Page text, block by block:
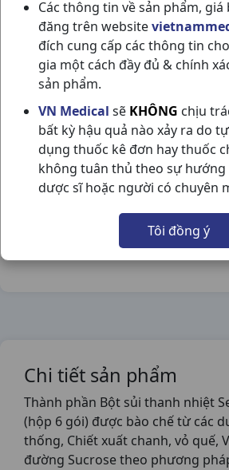
Các thông tin về sản phẩm,
đăng trên website
đích cung cấp các thông tin
gia một cách đầy đủ & chính
sản phẩm.
VN Medical sẽ KHÔNG chịu
bất kỳ hậu quả nào xảy ra do
dụng thuốc kê đơn hay thuốc
không tuân thủ theo sự hướng
dược sĩ hoặc người có chuyên
Tôi đồng ý
SENSA COOLS LỐ12H6G
NSX:Indonesia
Nhóm hàng:Thực Phẩm
Chia sẻ qua mạng xã hội:
Chi tiết sản phẩm
Thành phần Bột sủi thanh nhiệt
(hộp 6 gói) được bào chế từ các
thống, Chiết xuất chanh, vỏ quế,
đường Sucrose theo phương